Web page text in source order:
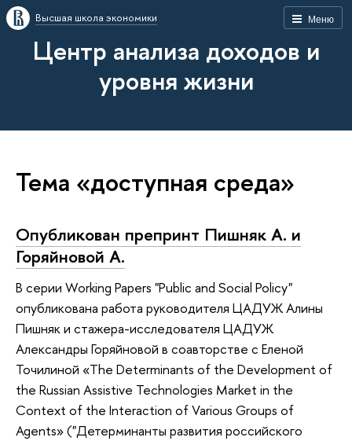
Меню
Высшая школа экономики
Центр анализа доходов и
уровня жизни
Тема «доступная среда»
Опубликован препринт Пишняк А. и
Горяйновой А.
В серии Working Papers "Public and Social Policy"
опубликована работа руководителя ЦАДУЖ Алины
Пишняк и стажера-исследователя ЦАДУЖ
Александры Горяйновой в соавторстве с Еленой
Точилиной «The Determinants of the Development of
the Russian Assistive Technologies Market in the
Context of the Interaction of Various Groups of
Agents» ("Детерминанты развития российского